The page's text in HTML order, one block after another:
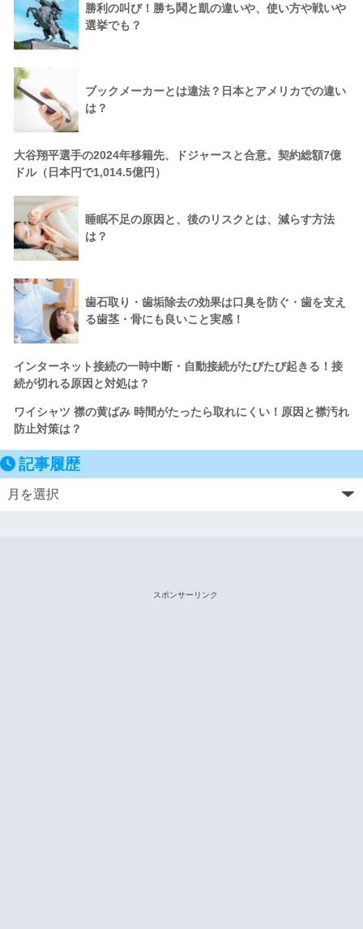
勝利の叫び！勝ち鬨と凱の違いや、使い方や戦いや
選挙でも？
ブックメーカーとは違法？日本とアメリカでの違い
は？
大谷翔平選手の2024年移籍先、ドジャースと合意。契約総額7億
ドル（日本円で1,014.5億円）
睡眠不足の原因と、後のリスクとは、減らす方法
は？
歯石取り・歯垢除去の効果は口臭を防ぐ・歯を支え
る歯茎・骨にも良いこと実感！
インターネット接続の一時中断・自動接続がたびたび起きる！接
続が切れる原因と対処は？
ワイシャツ 襟の黄ばみ 時間がたったら取れにくい！原因と襟汚れ
防止対策は？
記事履歴
スポンサーリンク